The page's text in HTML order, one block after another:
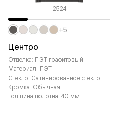
2524
Центро
Отделка: ПЭТ графитовый
Материал: ПЭТ
Стекло: Сатинированное стекло
Кромка: Обычная
Толщина полотна: 40 мм
+5